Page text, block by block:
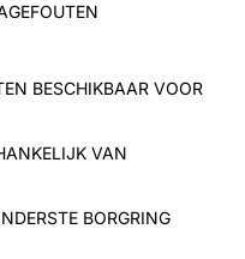
BESCHIKBAAR VOOR
VAN
BORGRING